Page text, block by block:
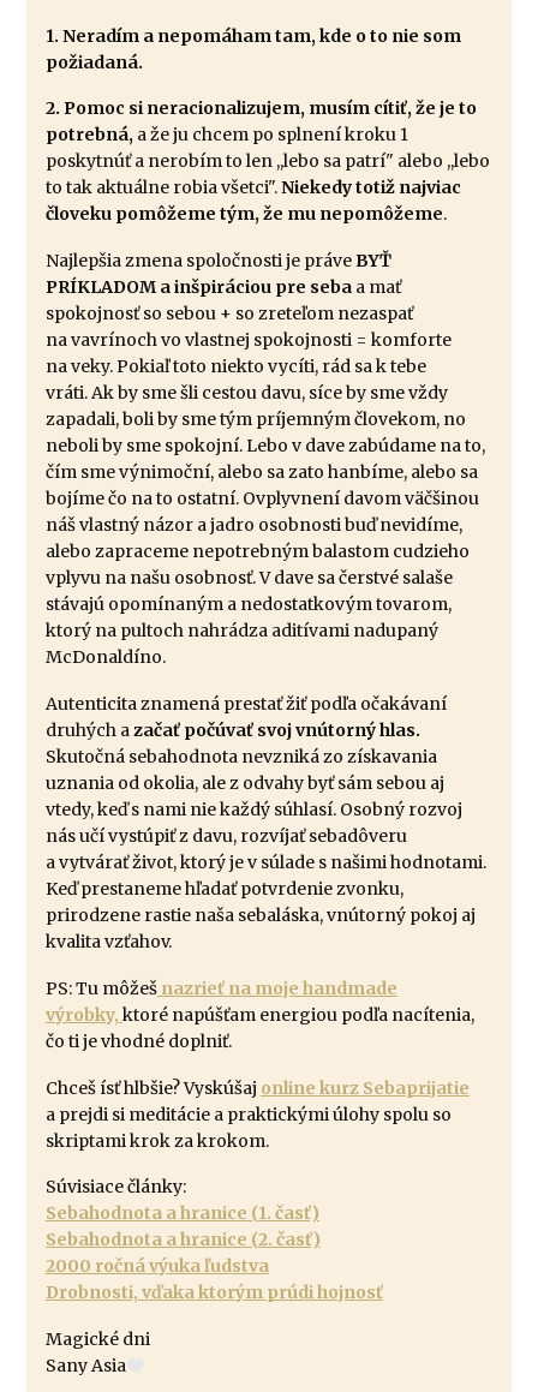
1. Neradím a nepomáham tam, kde o to nie som
požiadaná.
2. Pomoc si neracionalizujem, musím cítiť, že je to
potrebná, a že ju chcem po splnení kroku 1
poskytnúť a nerobím to len ,,lebo sa patrí" alebo ,,lebo
to tak aktuálne robia všetci".Niekedy totiž najviac
človeku pomôžeme tým, že mu nepomôžeme.
Najlepšia zmena spoločnosti je práveBYŤ
PRÍKLADOM a inšpiráciou pre sebaa mať
spokojnosť so sebou + so zreteľom nezaspať
na vavrínoch vo vlastnej spokojnosti = komforte
na veky. Pokiaľ toto niekto vycíti, rád sa k tebe
vráti. Ak by sme šli cestou davu, síce by sme vždy
zapadali, boli by sme tým príjemným človekom, no
neboli by sme spokojní. Lebo v dave zabúdame na to,
čím sme výnimoční, alebo sa zato hanbíme, alebo sa
bojíme čo na to ostatní. Ovplyvnení davom väčšinou
náš vlastný názor a jadro osobnosti buď nevidíme,
alebo zapraceme nepotrebným balastom cudzieho
vplyvu na našu osobnosť. V dave sa čerstvé salaše
stávajú opomínaným a nedostatkovým tovarom,
ktorý na pultoch nahrádza aditívami nadupaný
McDonaldíno.
Autenticita znamená prestať žiť podľa očakávaní
druhých azačať počúvať svoj vnútorný hlas.
Skutočná sebahodnota nevzniká zo získavania
uznania od okolia, ale z odvahy byť sám sebou aj
vtedy, keď s nami nie každý súhlasí. Osobný rozvoj
nás učí vystúpiť z davu, rozvíjať sebadôveru
a vytvárať život, ktorý je v súlade s našimi hodnotami.
Keď prestaneme hľadať potvrdenie zvonku,
prirodzene rastie naša sebaláska, vnútorný pokoj aj
kvalita vzťahov.
PS: Tu môžešnazrieť na moje handmade
výrobky, ktoré napúšťam energiou podľa nacítenia,
čo ti je vhodné doplniť.
Chceš ísť hlbšie? Vyskúšaj online kurz Sebaprijatie
a prejdi si meditácie a praktickými úlohy spolu so
skriptami krok za krokom.
Súvisiace články:
Sebahodnota a hranice (1. časť)
Sebahodnota a hranice (2. časť)
2000 ročná výuka ľudstva
Drobnosti, vďaka ktorým prúdi hojnosť
Magické dni
Sany Asia